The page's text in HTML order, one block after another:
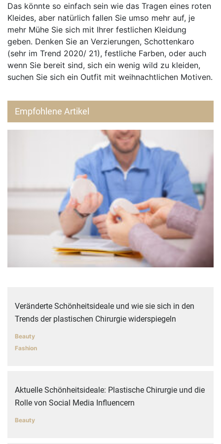
Das könnte so einfach sein wie das Tragen eines roten
Kleides, aber natürlich fallen Sie umso mehr auf, je
mehr Mühe Sie sich mit Ihrer festlichen Kleidung
geben. Denken Sie an Verzierungen, Schottenkaro
(sehr im Trend 2020/ 21), festliche Farben, oder auch
wenn Sie bereit sind, sich ein wenig wild zu kleiden,
suchen Sie sich ein Outfit mit weihnachtlichen Motiven.
Empfohlene Artikel
Veränderte Schönheitsideale und wie sie sich in den
Trends der plastischen Chirurgie widerspiegeln
Beauty
Fashion
Aktuelle Schönheitsideale: Plastische Chirurgie und die
Rolle von Social Media Influencern
Beauty